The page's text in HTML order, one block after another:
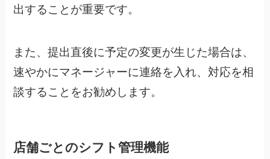
出することが重要です。
また、提出直後に予定の変更が生じた場合は、
速やかにマネージャーに連絡を入れ、対応を相
談することをお勧めします。
店舗ごとのシフト管理機能